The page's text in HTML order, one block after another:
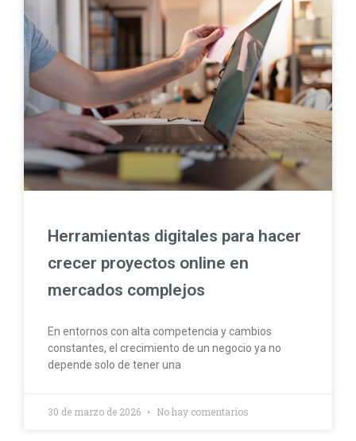
Herramientas digitales para hacer
crecer proyectos online en
mercados complejos
En entornos con alta competencia y cambios
constantes, el crecimiento de un negocio ya no
depende solo de tener una
30 de marzo de 2026 No hay comentarios